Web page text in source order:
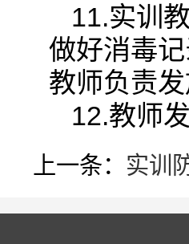
11.实训
做好消毒
教师负责发
12.教师
上一条： 实训